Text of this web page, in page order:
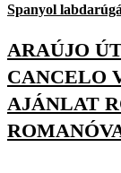
Spanyol
ARAÚJO
CANCELO
AJÁNLAT